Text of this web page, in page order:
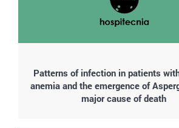
Patterns of infection in patients
anemia and the emergence of
major cause of death